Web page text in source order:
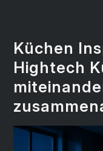
Küchen
Hightech